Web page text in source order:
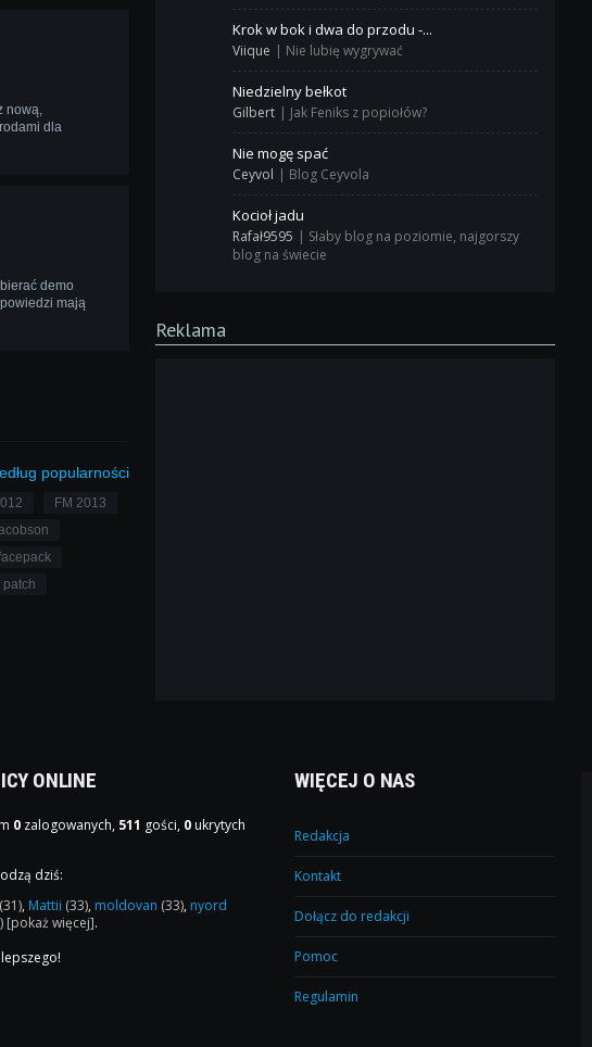
dla
demo
mają
popularności
FM 2013
patch
Krok w bok i dwa do przodu -...
Viique | Nie lubię wygrywać
Niedzielny bełkot
Gilbert | Jak Feniks z popiołów?
Nie mogę spać
Ceyvol | Blog Ceyvola
Kocioł jadu
Rafał9595 | Słaby blog na poziomie, najgorszy
blog na świecie
Reklama
ONLINE
0 zalogowanych, 511 gości, 0 ukrytych
dziś:
(31), Mattii (33), moldovan (33), nyord
[pokaż więcej].
WIĘCEJ O NAS
Redakcja
Kontakt
Dołącz do redakcji
Pomoc
Regulamin